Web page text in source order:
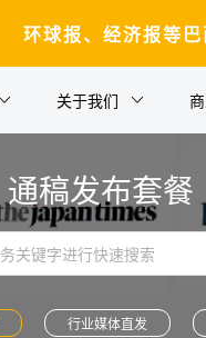
环球报、经济报等
关于我们
通稿发布套餐
行业媒体直发